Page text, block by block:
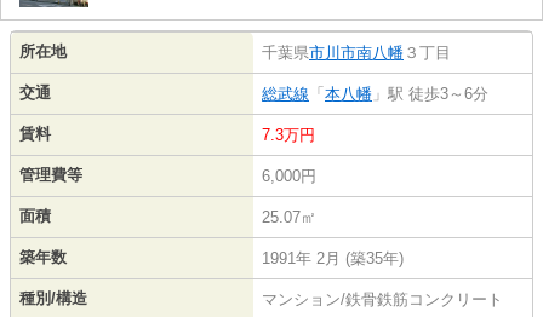
所在地 千葉県市川市南八幡 ３丁目
交通 総武線 「 本八幡 」駅 徒歩3～6分
賃料 7.3万円
管理費等 6,000円
面積 25.07㎡
築年数 1991年 2月 (築35年)
種別/構造 マンション/鉄骨鉄筋コンクリート